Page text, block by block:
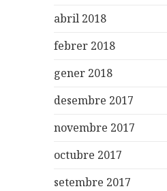
abril 2018
febrer 2018
gener 2018
desembre 2017
novembre 2017
octubre 2017
setembre 2017